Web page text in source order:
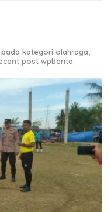
kategori olahraga,
post wpberita.